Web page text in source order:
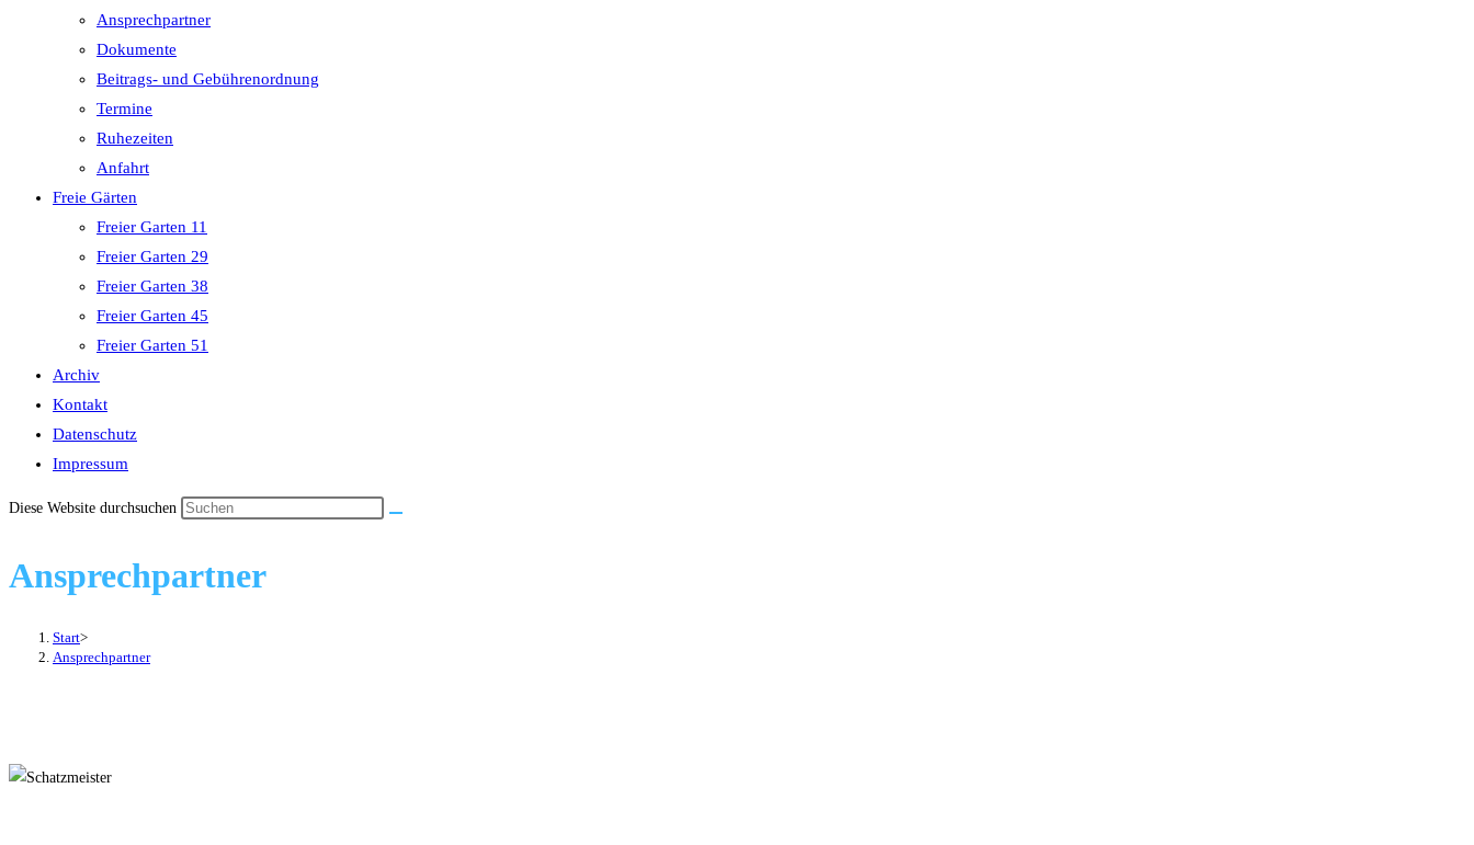
Ansprechpartner
Dokumente
Beitrags- und Gebührenordnung
Termine
Ruhezeiten
Anfahrt
Freie Gärten
Freier Garten 11
Freier Garten 29
Freier Garten 38
Freier Garten 45
Freier Garten 51
Archiv
Kontakt
Datenschutz
Impressum
Diese Website durchsuchen
Ansprechpartner
Start>
Ansprechpartner